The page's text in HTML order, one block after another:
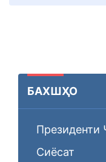
БАХШҲО
Президенти
Сиёсат